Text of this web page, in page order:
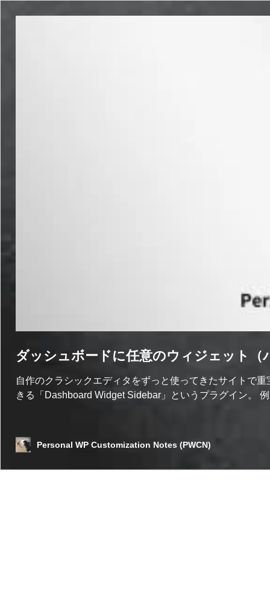
ダッシュボードに任意のウィジェット（
自作のクラシックエディタをずっと使ってきたサイトで
きる「Dashboard Widget Sidebar」というプラグイン。
Personal WP Customization Notes (PWCN)